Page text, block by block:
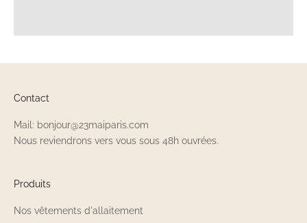
Contact
Mail: bonjour@23maiparis.com
Nous reviendrons vers vous sous 48h ouvrées.
Produits
Nos vêtements d'allaitement